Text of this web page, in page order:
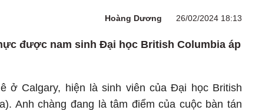
Hoàng Dương 26/02/2024 18:13
được nam sinh Đại học British Columbia áp
ở Calgary, hiện là sinh viên của Đại học British
Anh chàng đang là tâm điểm của cuộc bàn tán